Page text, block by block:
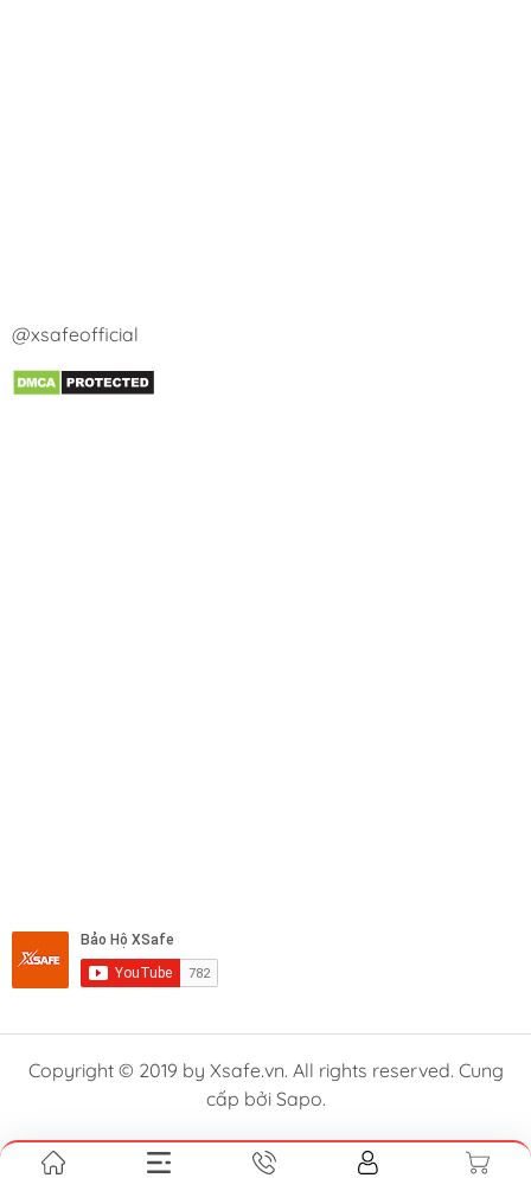
@xsafeofficial
Copyright © 2019 by Xsafe.vn. All rights reserved. Cung
cấp bởi Sapo.